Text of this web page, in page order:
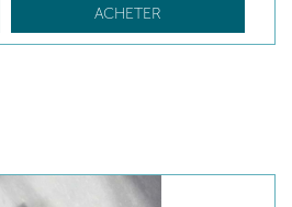
ACHETER